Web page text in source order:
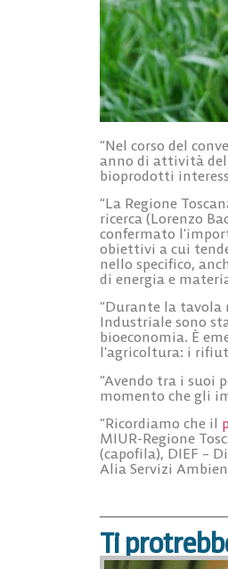
“Nel corso del
anno di attività
bioprodotti
“La Regione
ricerca (Lorenzo
confermato
obiettivi a cui
nello specifico,
di energia e
“Durante la tavola
Industriale sono
bioeconomia. È
l’agricoltura: i
“Avendo tra i suoi
momento che gli
“Ricordiamo che il
MIUR-Regione
(capofila), DIEF –
Alia Servizi
Ti